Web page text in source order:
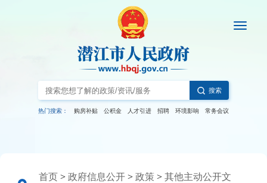
搜索
热门搜索： 购房补贴 公积金 人才引进 招聘 环境影响 常务会议
首页 > 政府信息公开 > 政策 > 其他主动公开文